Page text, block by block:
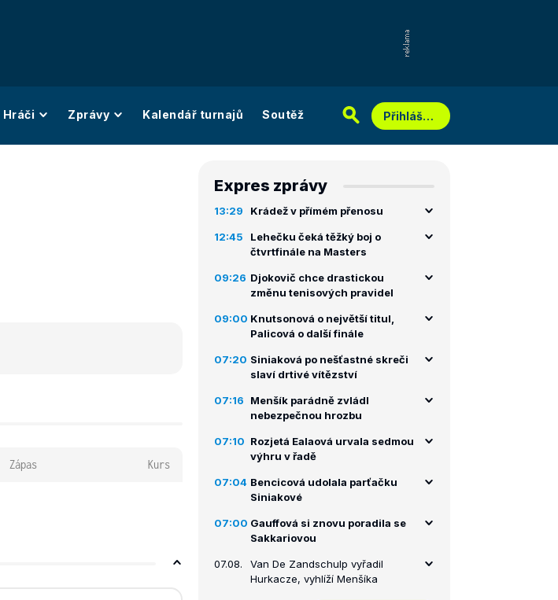
Hráči Zprávy Kalendář turnajů Soutěž Přihlášení
Zápas Kurs
Expres zprávy
13:29 Krádež v přímém přenosu
12:45
Lehečku čeká těžký boj o
čtvrtfinále na Masters
09:26 Djokovič chce drastickou
změnu tenisových pravidel
09:00 Knutsonová o největší titul,
Palicová o další finále
07:20 Siniaková po nešťastné skreči
slaví drtivé vítězství
07:16
Menšík parádně zvládl
nebezpečnou hrozbu
07:10 Rozjetá Ealaová urvala sedmou
výhru v řadě
07:04 Bencicová udolala parťačku
Siniakové
07:00 Gauffová si znovu poradila se
Sakkariovou
07.08.
Van De Zandschulp vyřadil
Hurkacze, vyhlíží Menšíka